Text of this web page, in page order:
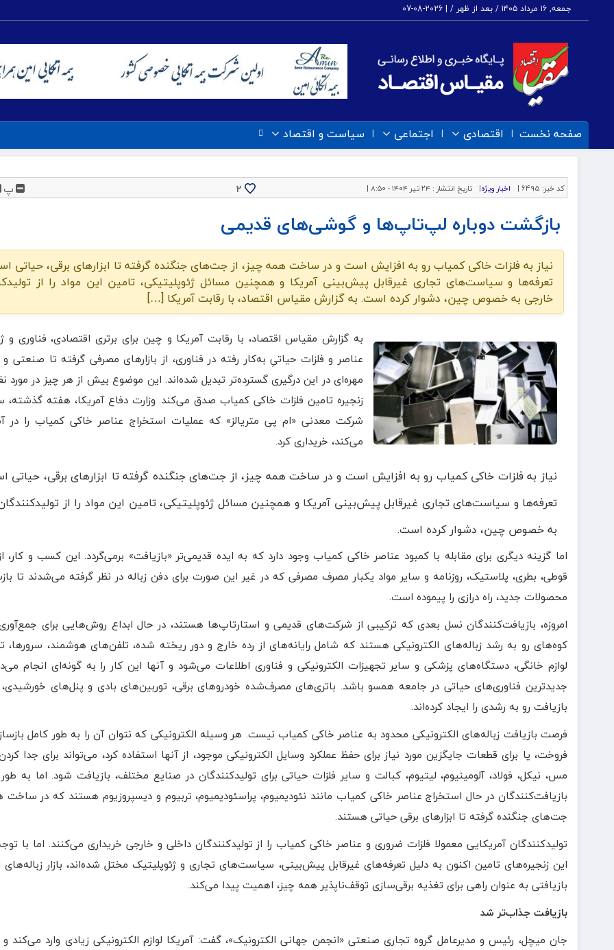
جمعه, ۱۶ مرداد ۱۴۰۵ / بعد از ظهر / |
2026-08-07
صفحه نخست اقتصادی اجتماعی سیاست و اقتصاد
کد خبر: 6495 | اخبار ویژه| تاریخ انتشار : ۲۴ تیر ۱۴۰۴ - ۸:۵۰ | 2 پ
بازگشت دوباره لپ‌تاپ‌ها و گوشی‌های قدیمی
نیاز به فلزات خاکی کمیاب رو به افزایش است و در ساخت همه چیز، از جت‌های جنگنده گرفته تا ابزارهای برقی، حیاتی
تعرفه‌ها و سیاست‌های تجاری غیرقابل پیش‌بینی آمریکا و همچنین مسائل ژئوپلیتیکی، تامین این مواد را از
خارجی به خصوص چین، دشوار کرده است. به گزارش مقیاس اقتصاد، با رقابت آمریکا […]
نیاز به فلزات خاکی کمیاب رو به افزایش است و در ساخت همه چیز، از جت‌های جنگنده گرفته تا ابزارهای برقی، حیاتی
تعرفه‌ها و سیاست‌های تجاری غیرقابل پیش‌بینی آمریکا و همچنین مسائل ژئوپلیتیکی، تامین این مواد را از
به خصوص چین، دشوار کرده است.
به گزارش مقیاس اقتصاد، با رقابت آمریکا و چین برای برتری اقتصادی، فناوری و
عناصر و فلزات حیاتیِ به‌کار رفته در فناوری، از بازارهای مصرفی گرفته تا صنعتی
مهره‌ای در این درگیری گسترده‌تر تبدیل شده‌اند. این موضوع بیش از هر چیز در مورد
زنجیره تامین فلزات خاکی کمیاب صدق می‌کند. وزارت دفاع آمریکا، هفته گذشته،
شرکت معدنی «ام پی متریالز» که عملیات استخراج عناصر خاکی کمیاب را در
می‌کند، خریداری کرد.
اما گزینه دیگری برای مقابله با کمبود عناصر خاکی کمیاب وجود دارد که به ایده قدیمی‌تر «بازیافت» برمی‌گردد. این کسب‌ و کار،
قوطی، بطری، پلاستیک، روزنامه و سایر مواد یکبار مصرف مصرفی که در غیر این صورت برای دفن زباله در نظر گرفته می‌شدند تا
محصولات جدید، راه درازی را پیموده است.
امروزه، بازیافت‌کنندگان نسل بعدی که ترکیبی از شرکت‌های قدیمی و استارتاپ‌ها هستند، در حال ابداع روش‌هایی برای
کوه‌های رو به رشد زباله‌های الکترونیکی هستند که شامل رایانه‌های از رده خارج و دور ریخته شده، تلفن‌های هوشمند، سرورها،
لوازم خانگی، دستگاه‌های پزشکی و سایر تجهیزات الکترونیکی و فناوری اطلاعات می‌شود و آنها این کار را به گونه‌ای انجام
جدیدترین فناوری‌های حیاتی در جامعه همسو باشد. باتری‌های مصرف‌شده خودروهای برقی، توربین‌های بادی و پنل‌های خورشیدی،
بازیافت رو به رشدی را ایجاد کرده‌اند.
فرصت بازیافت زباله‌های الکترونیکی محدود به عناصر خاکی کمیاب نیست. هر وسیله الکترونیکی که نتوان آن را به طور کامل
فروخت، یا برای قطعات جایگزین مورد نیاز برای حفظ عملکرد وسایل الکترونیکی موجود، از آنها استفاده کرد، می‌تواند برای جدا کردن
مس، نیکل، فولاد، آلومینیوم، لیتیوم، کبالت و سایر فلزات حیاتی برای تولیدکنندگان در صنایع مختلف، بازیافت شود. اما به طور
بازیافت‌کنندگان در حال استخراج عناصر خاکی کمیاب مانند نئودیمیوم، پراسئودیمیوم، تربیوم و دیسپروزیوم هستند که در ساخت
جت‌های جنگنده گرفته تا ابزارهای برقی حیاتی هستند.
تولیدکنندگان آمریکایی معمولا فلزات ضروری و عناصر خاکی کمیاب را از تولیدکنندگان داخلی و خارجی خریداری می‌کنند. اما با
این زنجیره‌های تامین اکنون به دلیل تعرفه‌های غیرقابل پیش‌بینی، سیاست‌های تجاری و ژئوپلیتیک مختل شده‌اند، بازار زباله‌های
بازیافتی به عنوان راهی برای تغذیه برقی‌سازی توقف‌ناپذیر همه چیز، اهمیت پیدا می‌کند.
بازیافت جذاب‌تر شد
جان میچل، رئیس و مدیرعامل گروه تجاری صنعتی «انجمن جهانی الکترونیک»، گفت: آمریکا لوازم الکترونیکی زیادی وارد می‌کند